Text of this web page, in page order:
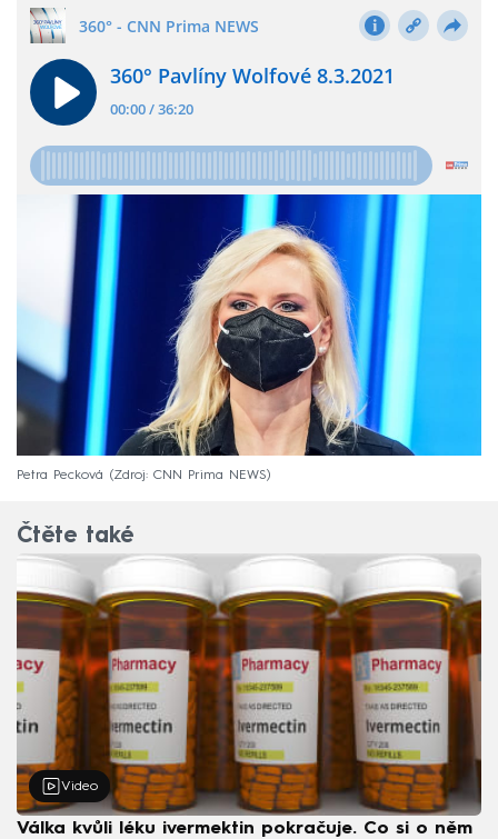
Wolfové.
Petra Pecková Zdroj: CNN Prima NEWS
Čtěte také
Video
Válka kvůli léku ivermektin pokračuje. Co si o něm